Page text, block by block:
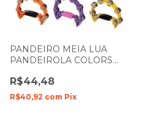
PANDEIRO MEIA LUA
PANDEIROLA COLORS
R$44,48
R$40,92 com Pix